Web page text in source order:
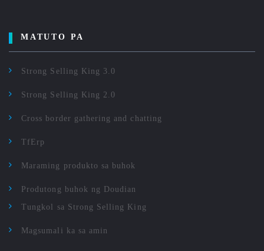
MATUTO PA
Strong Selling King 3.0
Strong Selling King 2.0
Cross border gathering and chatting
TfErp
Maraming produkto sa buhok
Produtong buhok ng Doudian
Tungkol sa Strong Selling King
Magsumali ka sa amin